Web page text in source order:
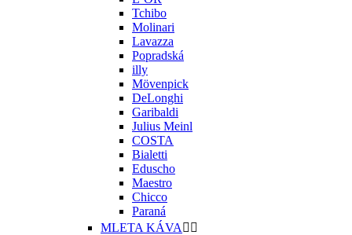
Tchibo
Molinari
Lavazza
Popradská
illy
Mövenpick
DeLonghi
Garibaldi
Julius Meinl
COSTA
Bialetti
Eduscho
Maestro
Chicco
Paraná
MLETA KÁVA  